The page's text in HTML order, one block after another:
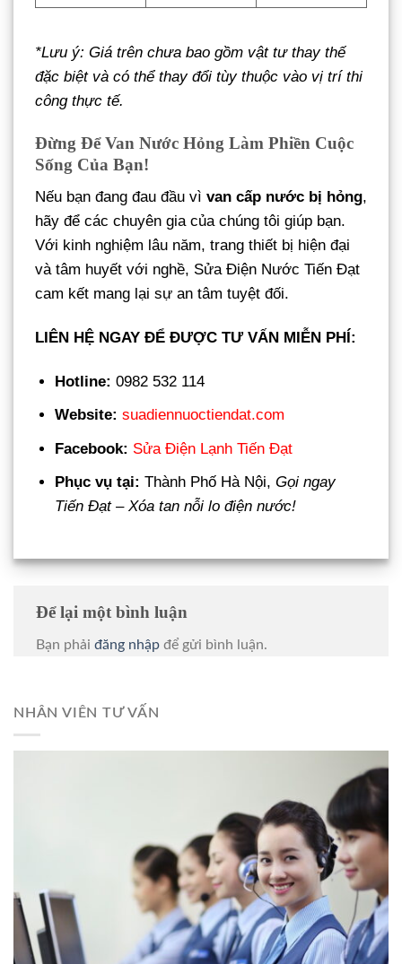
*Lưu ý: Giá trên chưa bao gồm vật tư thay thế
đặc biệt và có thể thay đổi tùy thuộc vào vị trí thi
công thực tế.
Đừng Để Van Nước Hỏng Làm Phiền Cuộc
Sống Của Bạn!
Nếu bạn đang đau đầu vì van cấp nước bị hỏng,
hãy để các chuyên gia của chúng tôi giúp bạn.
Với kinh nghiệm lâu năm, trang thiết bị hiện đại
và tâm huyết với nghề, Sửa Điện Nước Tiến Đạt
cam kết mang lại sự an tâm tuyệt đối.
LIÊN HỆ NGAY ĐỂ ĐƯỢC TƯ VẤN MIỄN PHÍ:
Hotline: 0982 532 114
Website: suadiennuoctiendat.com
Facebook: Sửa Điện Lạnh Tiến Đạt
Phục vụ tại: Thành Phố Hà Nội,Gọi ngay
Tiến Đạt – Xóa tan nỗi lo điện nước!
Để lại một bình luận
Bạn phải đăng nhập để gửi bình luận.
NHÂN VIÊN TƯ VẤN